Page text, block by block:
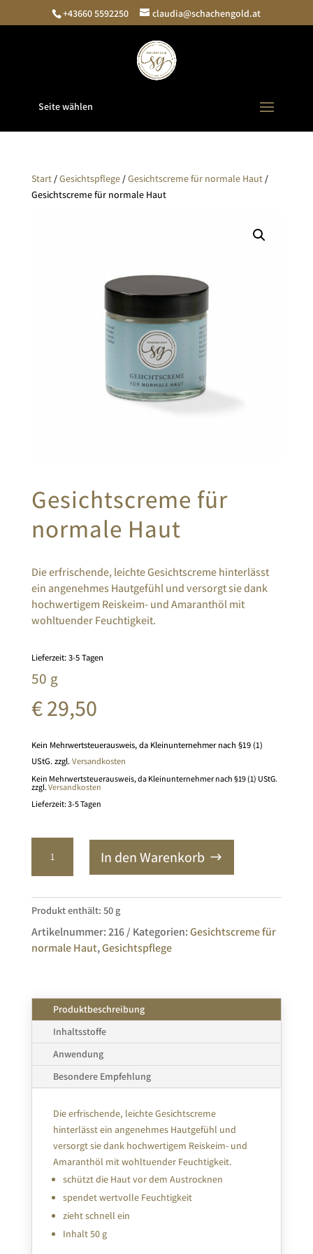
+43660 5592250 claudia@schachengold.at
Seite wählen
Start/Gesichtspflege/Gesichtscreme für normale Haut/
Gesichtscreme für normale Haut
Gesichtscreme für
normale Haut
Die erfrischende, leichte Gesichtscreme hinterlässt
ein angenehmes Hautgefühl und versorgt sie dank
hochwertigem Reiskeim- und Amaranthöl mit
wohltuender Feuchtigkeit.
Lieferzeit:3-5 Tagen
50 g
€29,50
Kein Mehrwertsteuerausweis, da Kleinunternehmer nach §19 (1)
UStG.zzgl.Versandkosten
Kein Mehrwertsteuerausweis, da Kleinunternehmer nach §19 (1) UStG.
zzgl.Versandkosten
Lieferzeit: 3-5 Tagen
normale
Menge
In den Warenkorb
Produkt enthält: 50 g
Artikelnummer:216 Kategorien:Gesichtscreme für
normale Haut,Gesichtspflege
Produktbeschreibung
Inhaltsstoffe
Anwendung
Besondere Empfehlung
Die erfrischende, leichte Gesichtscreme
hinterlässt ein angenehmes Hautgefühl und
versorgt sie dank hochwertigem Reiskeim- und
Amaranthöl mit wohltuender Feuchtigkeit.
schützt die Haut vor dem Austrocknen
spendet wertvolle Feuchtigkeit
zieht schnell ein
Inhalt 50 g